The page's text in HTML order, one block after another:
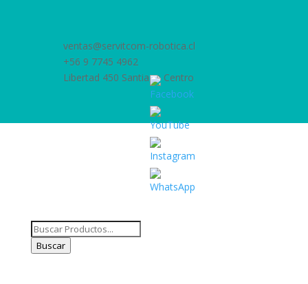
ventas@servitcom-robotica.cl
+56 9 7745 4962
Libertad 450 Santiago Centro
Búsqueda
deBuscar
Set
Youtube